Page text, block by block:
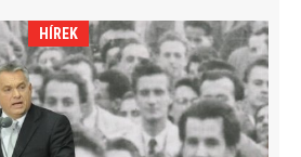
HÍREK